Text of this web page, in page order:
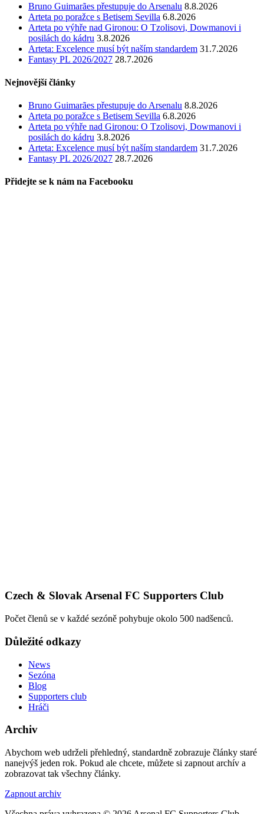
Bruno Guimarães přestupuje do Arsenalu 8.8.2026
Arteta po poražce s Betisem Sevilla 6.8.2026
Arteta po výhře nad Gironou: O Tzolisovi, Dowmanovi i
posilách do kádru 3.8.2026
Arteta: Excelence musí být naším standardem 31.7.2026
Fantasy PL 2026/2027 28.7.2026
Nejnovější články
Bruno Guimarães přestupuje do Arsenalu 8.8.2026
Arteta po poražce s Betisem Sevilla 6.8.2026
Arteta po výhře nad Gironou: O Tzolisovi, Dowmanovi i
posilách do kádru 3.8.2026
Arteta: Excelence musí být naším standardem 31.7.2026
Fantasy PL 2026/2027 28.7.2026
Přidejte se k nám na Facebooku
Czech & Slovak Arsenal FC Supporters Club
Počet členů se v každé sezóně pohybuje okolo 500 nadšenců.
Důležité odkazy
News
Sezóna
Blog
Supporters club
Hráči
Archiv
Abychom web udrželi přehledný, standardně zobrazuje články staré
nanejvýš jeden rok. Pokud ale chcete, můžete si zapnout archív a
zobrazovat tak všechny články.
Zapnout archiv